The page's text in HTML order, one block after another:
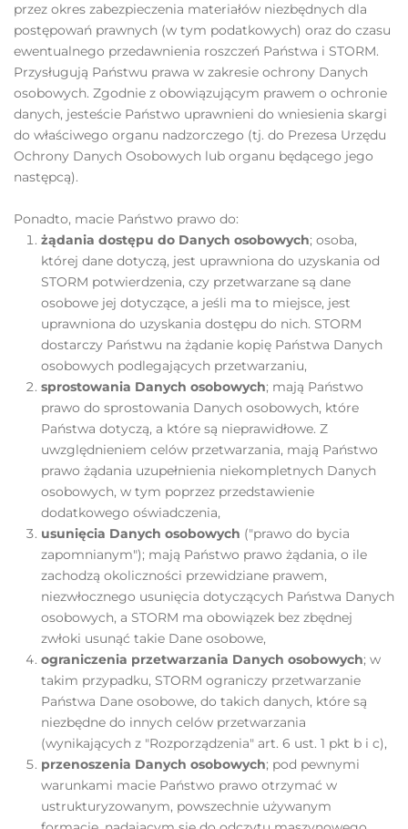
przez okres zabezpieczenia materiałów niezbędnych dla
postępowań prawnych (w tym podatkowych) oraz do czasu
ewentualnego przedawnienia roszczeń Państwa i STORM.
Przysługują Państwu prawa w zakresie ochrony Danych
osobowych. Zgodnie z obowiązującym prawem o ochronie
danych, jesteście Państwo uprawnieni do wniesienia skargi
do właściwego organu nadzorczego (tj. do Prezesa Urzędu
Ochrony Danych Osobowych lub organu będącego jego
następcą).
Ponadto, macie Państwo prawo do:
żądania dostępu do Danych osobowych; osoba,
której dane dotyczą, jest uprawniona do uzyskania od
STORM potwierdzenia, czy przetwarzane są dane
osobowe jej dotyczące, a jeśli ma to miejsce, jest
uprawniona do uzyskania dostępu do nich. STORM
dostarczy Państwu na żądanie kopię Państwa Danych
osobowych podlegających przetwarzaniu,
sprostowania Danych osobowych; mają Państwo
prawo do sprostowania Danych osobowych, które
Państwa dotyczą, a które są nieprawidłowe. Z
uwzględnieniem celów przetwarzania, mają Państwo
prawo żądania uzupełnienia niekompletnych Danych
osobowych, w tym poprzez przedstawienie
dodatkowego oświadczenia,
usunięcia Danych osobowych ("prawo do bycia
zapomnianym"); mają Państwo prawo żądania, o ile
zachodzą okoliczności przewidziane prawem,
niezwłocznego usunięcia dotyczących Państwa Danych
osobowych, a STORM ma obowiązek bez zbędnej
zwłoki usunąć takie Dane osobowe,
ograniczenia przetwarzania Danych osobowych; w
takim przypadku, STORM ograniczy przetwarzanie
Państwa Dane osobowe, do takich danych, które są
niezbędne do innych celów przetwarzania
(wynikających z "Rozporządzenia" art. 6 ust. 1 pkt b i c),
przenoszenia Danych osobowych; pod pewnymi
warunkami macie Państwo prawo otrzymać w
ustrukturyzowanym, powszechnie używanym